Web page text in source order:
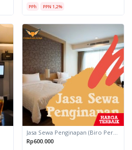
PPh PPN 1,2%
Jasa Sewa Penginapan (Biro Perjalanan)
Rp600.000